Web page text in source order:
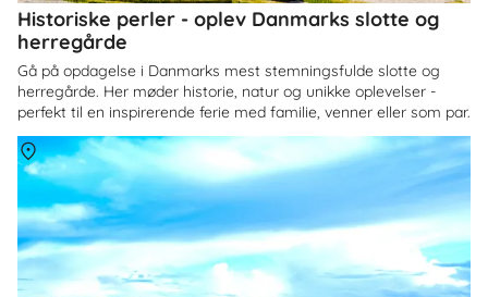
Historiske perler - oplev Danmarks slotte og
herregårde
Gå på opdagelse i Danmarks mest stemningsfulde slotte og
herregårde. Her møder historie, natur og unikke oplevelser -
perfekt til en inspirerende ferie med familie, venner eller som par.
Om Himmerland